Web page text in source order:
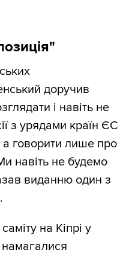
доручив
і навіть не
з урядами країн ЄС
говорити лише про
навіть не будемо
виданню один з
на Кіпрі у
намагалися